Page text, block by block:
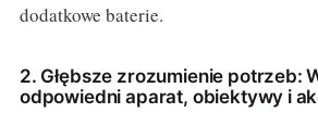
dodatkowe baterie.
2. Głębsze zrozumienie potrzeb:
odpowiedni aparat, obiektywy i